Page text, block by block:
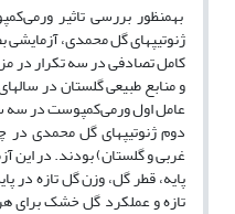
به­منظور بررسی تاثیر
ژنوتیپ­های گل محمدی،
کامل تصادفی در سه تکرار در
دوم ژنوتیپ­های گل محمدی در
غربی و گلستان) بودند. در این
پایه، قطر گل، وزن گل تازه در
تازه و عملکرد گل خشک برای